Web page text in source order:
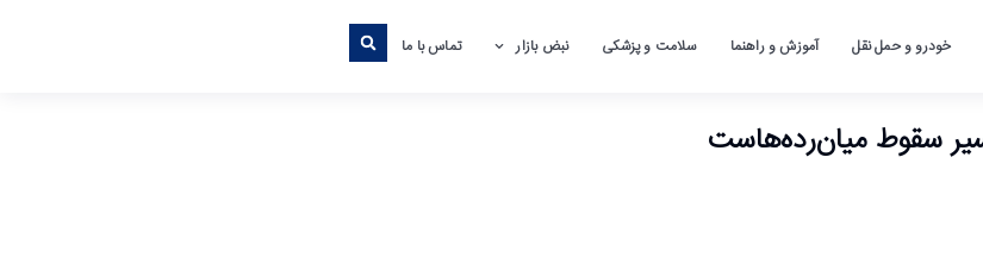
خودرو و حمل نقل آموزش و راهنما سلامت و پزشکی نبض بازار تماس با ما